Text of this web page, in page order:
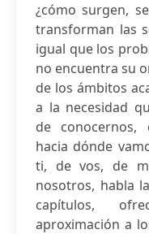
¿cómo surgen,
transforman las
igual que los
no encuentra su
de los ámbitos
a la necesidad
de conocernos,
hacia dónde
ti, de vos, de
nosotros, habla
capítulos,
aproximación a